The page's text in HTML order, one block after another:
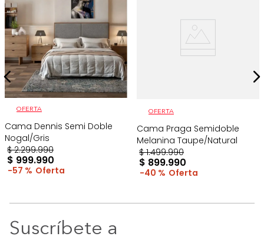
OFERTA
Cama Dennis Semi Doble
Nogal/Gris
$ 2.299.990
$ 999.990
57 %
OFERTA
Cama Praga Semidoble
Melanina Taupe/Natural
$ 1.499.990
$ 899.990
40 %
Suscríbete a